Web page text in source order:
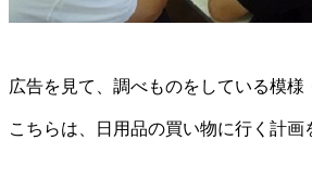
広告を見て、調べものをしている模様
こちらは、日用品の買い物に行く計画